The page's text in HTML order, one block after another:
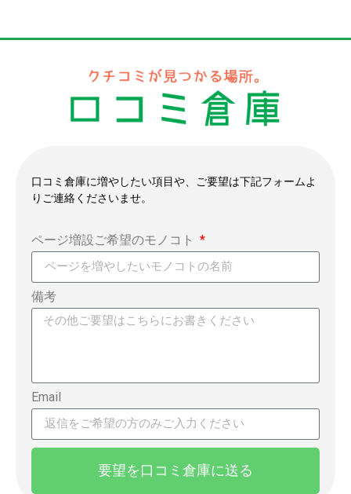
口コミ倉庫に増やしたい項目や、ご要望は下記フォームよ
りご連絡くださいませ。
ページ増設ご希望のモノコト
備考
Email
要望を口コミ倉庫に送る